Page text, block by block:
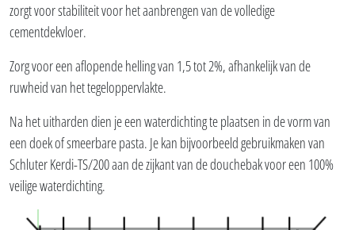
zorgt voor stabiliteit voor het aanbrengen van de volledige
cementdekvloer.
Zorg voor een aflopende helling van 1,5 tot 2%, afhankelijk van de
ruwheid van het tegeloppervlakte.
Na het uitharden dien je een waterdichting te plaatsen in de vorm van
een doek of smeerbare pasta. Je kan bijvoorbeeld gebruikmaken van
Schluter Kerdi-TS/200 aan de zijkant van de douchebak voor een 100%
veilige waterdichting.